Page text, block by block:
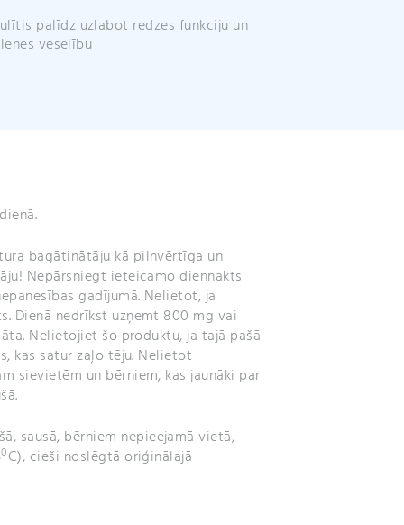
palīdz uzlabot redzes funkciju un
veselību
bagātinātāju kā pilnvērtīga un
Nepārsniegt ieteicamo diennakts
gadījumā. Nelietot, ja
Dienā nedrīkst uzņemt 800 mg vai
Nelietojiet šo produktu, ja tajā pašā
kas satur zaļo tēju. Nelietot
sievietēm un bērniem, kas jaunāki par
sausā, bērniem nepieejamā vietā,
0C), cieši noslēgtā oriģinālajā